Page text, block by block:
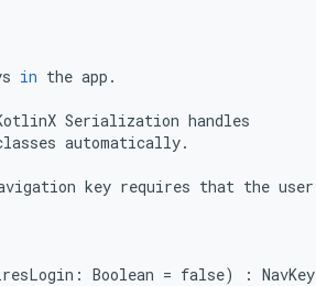
in the app .
Serialization handles
automatically.
key requires that the user
: Boolean = false) : NavKey